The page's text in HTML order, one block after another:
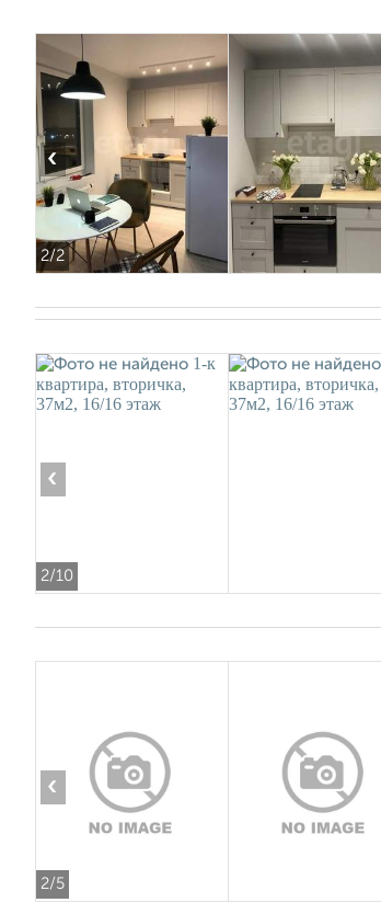
2/2
‹
2/10
‹
2/5
‹